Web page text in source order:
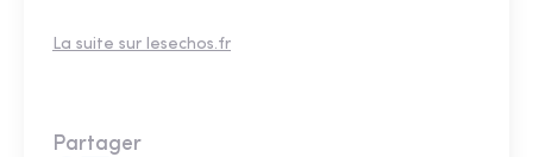
La suite sur lesechos.fr
Partager